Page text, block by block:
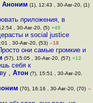
Аноним (1), 12:43 , 30-Авг-20, (1)
приложения, в
, 30-Авг-20, (5) +49
и social justice
, 30-Авг-20, (53) –18
они самые громкие и
(57), 15:05 , 30-Авг-20, (57) +12
себя к
, Атон (?), 15:51 , 30-Авг-20,
(70), 16:16 , 30-Авг-20, (70) –